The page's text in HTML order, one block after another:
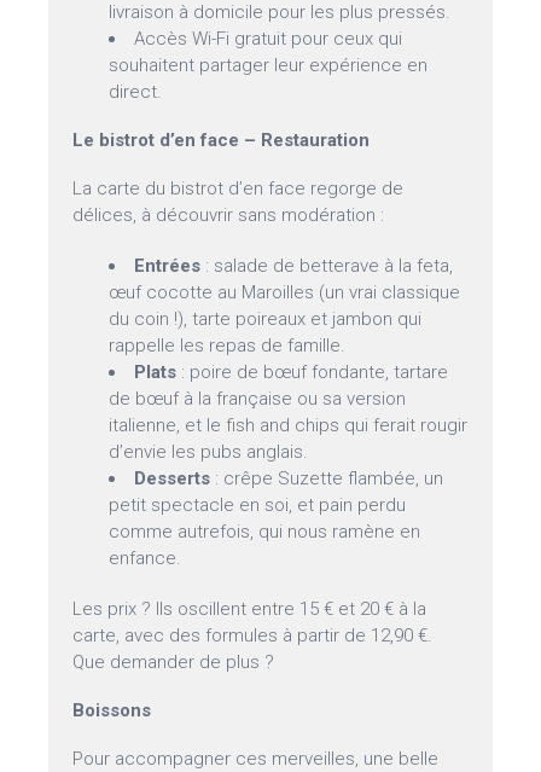
livraison à domicile pour les plus pressés.
Accès Wi-Fi gratuit pour ceux qui
souhaitent partager leur expérience en
direct.
Le bistrot d’en face – Restauration
La carte du bistrot d’en face regorge de
délices, à découvrir sans modération :
Entrées : salade de betterave à la feta,
œuf cocotte au Maroilles (un vrai classique
du coin !), tarte poireaux et jambon qui
rappelle les repas de famille.
Plats : poire de bœuf fondante, tartare
de bœuf à la française ou sa version
italienne, et le fish and chips qui ferait rougir
d’envie les pubs anglais.
Desserts : crêpe Suzette flambée, un
petit spectacle en soi, et pain perdu
comme autrefois, qui nous ramène en
enfance.
Les prix ? Ils oscillent entre 15 € et 20 € à la
carte, avec des formules à partir de 12,90 €.
Que demander de plus ?
Boissons
Pour accompagner ces merveilles, une belle